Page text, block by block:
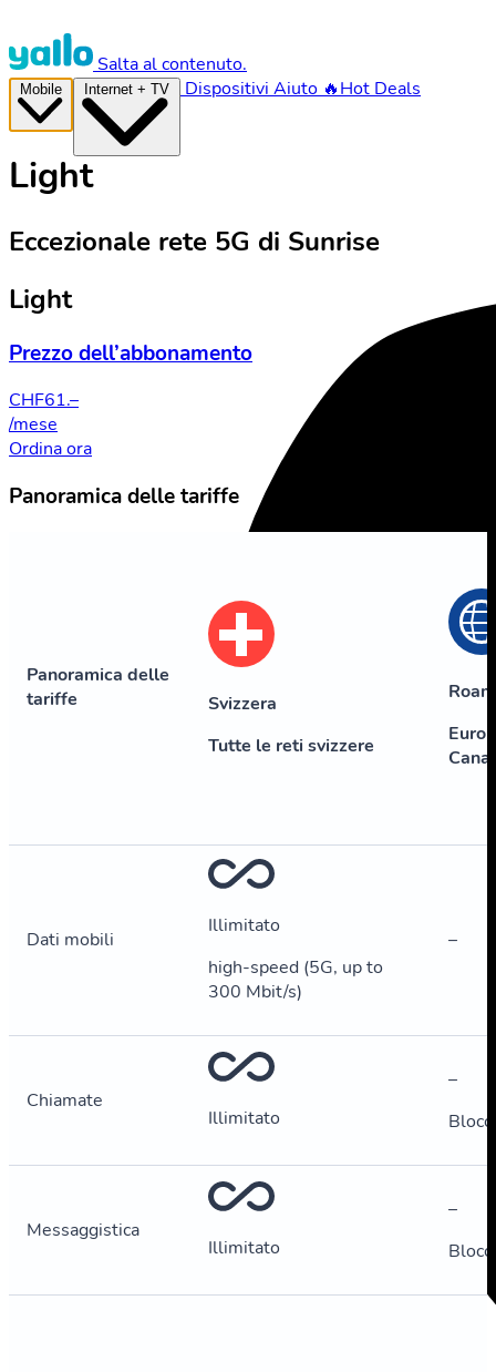
Salta al contenuto.
Dispositivi Aiuto 🔥Hot Deals
Light
Eccezionale rete 5G di Sunrise
Light
Prezzo dell’abbonamento
CHF61.–
/mese
Ordina ora
Panoramica delle tariffe
Panoramica delle
tariffe
Svizzera
Tutte le reti svizzere
Dati mobili
Illimitato
high-speed (5G, up to
300 Mbit/s)
–
Chiamate
Illimitato
–
Messaggistica
Illimitato
–